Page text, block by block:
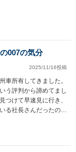
007の気分
2025/11/16投稿
車所有してきました。
う評判から諦めてまし
つけて早速見に行き、
る社長さんだったので
ました。アストンもい
クスターはいい車でし
く半年で飽きてしまい